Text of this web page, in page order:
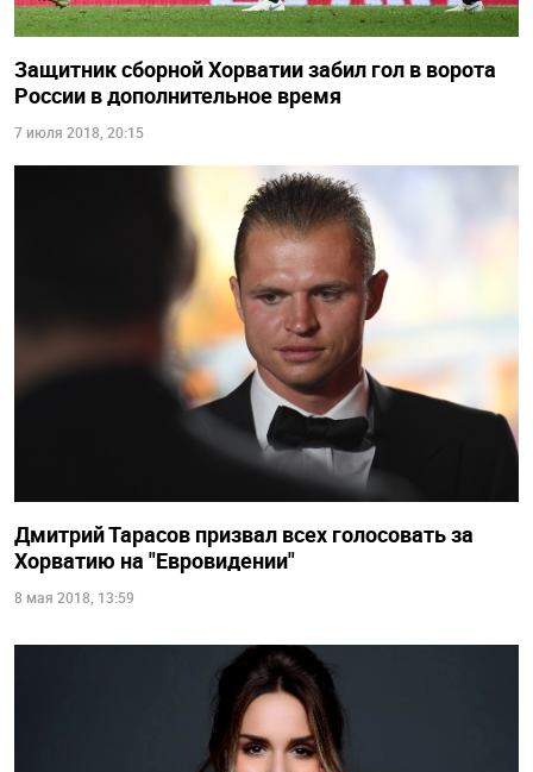
Защитник сборной Хорватии забил гол в ворота
России в дополнительное время
7 июля 2018, 20:15
Дмитрий Тарасов призвал всех голосовать за
Хорватию на "Евровидении"
8 мая 2018, 13:59